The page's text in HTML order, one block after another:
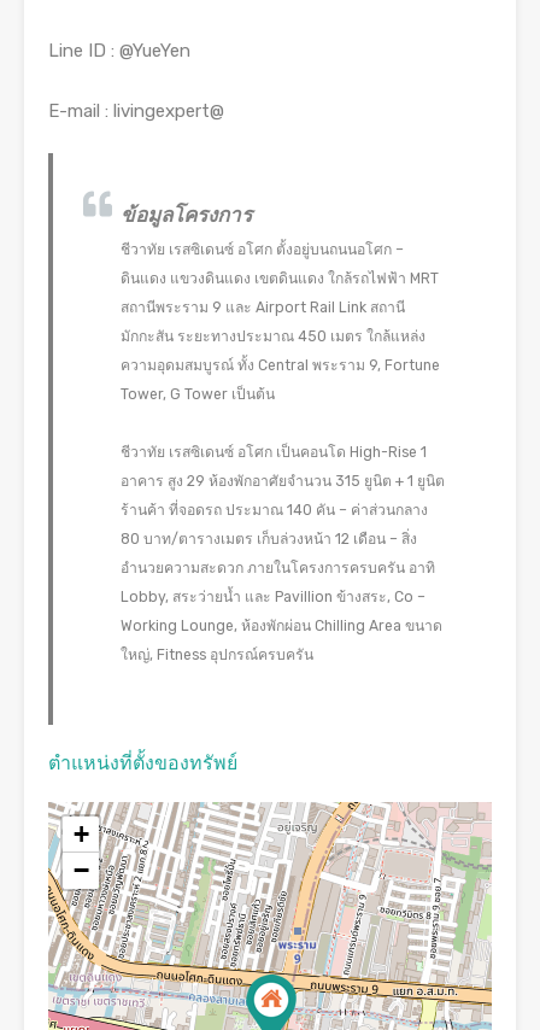
Line ID : @YueYen
E-mail : livingexpert@
ข้อมูลโครงการ
ชีวาทัย เรสซิเดนซ์ อโศก ตั้งอยู่บนถนนอโศก –
ดินแดง แขวงดินแดง เขตดินแดง ใกล้รถไฟฟ้า MRT
สถานีพระราม 9 และ Airport Rail Link สถานี
มักกะสัน ระยะทางประมาณ 450 เมตร ใกล้แหล่ง
ความอุดมสมบูรณ์ ทั้ง Central พระราม 9, Fortune
Tower, G Tower เป็นต้น
ชีวาทัย เรสซิเดนซ์ อโศก เป็นคอนโด High-Rise 1
อาคาร สูง 29 ห้องพักอาศัยจำนวน 315 ยูนิต + 1 ยูนิต
ร้านค้า ที่จอดรถ ประมาณ 140 คัน – ค่าส่วนกลาง
80 บาท/ตารางเมตร เก็บล่วงหน้า 12 เดือน – สิ่ง
อำนวยความสะดวก ภายในโครงการครบครัน อาทิ
Lobby, สระว่ายน้ำ และ Pavillion ข้างสระ, Co –
Working Lounge, ห้องพักผ่อน Chilling Area ขนาด
ใหญ่, Fitness อุปกรณ์ครบครัน
ตำแหน่งที่ตั้งของทรัพย์
+
−